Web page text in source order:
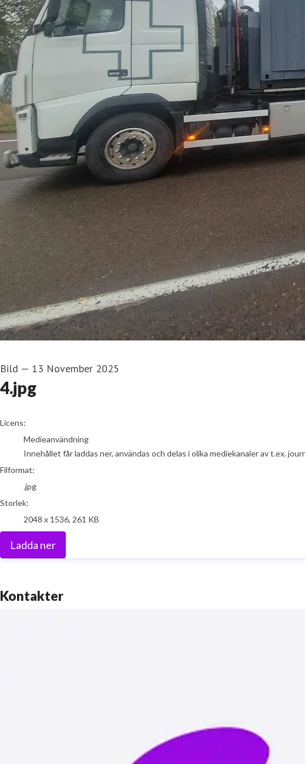
Bild — 13 November 2025
4.jpg
go to media item
Licens:
Medieanvändning
Innehållet får laddas ner, användas och delas i olika mediekanaler av t.ex.
Filformat:
.jpg
Storlek:
2048 x 1536, 261 KB
Ladda ner
Kontakter